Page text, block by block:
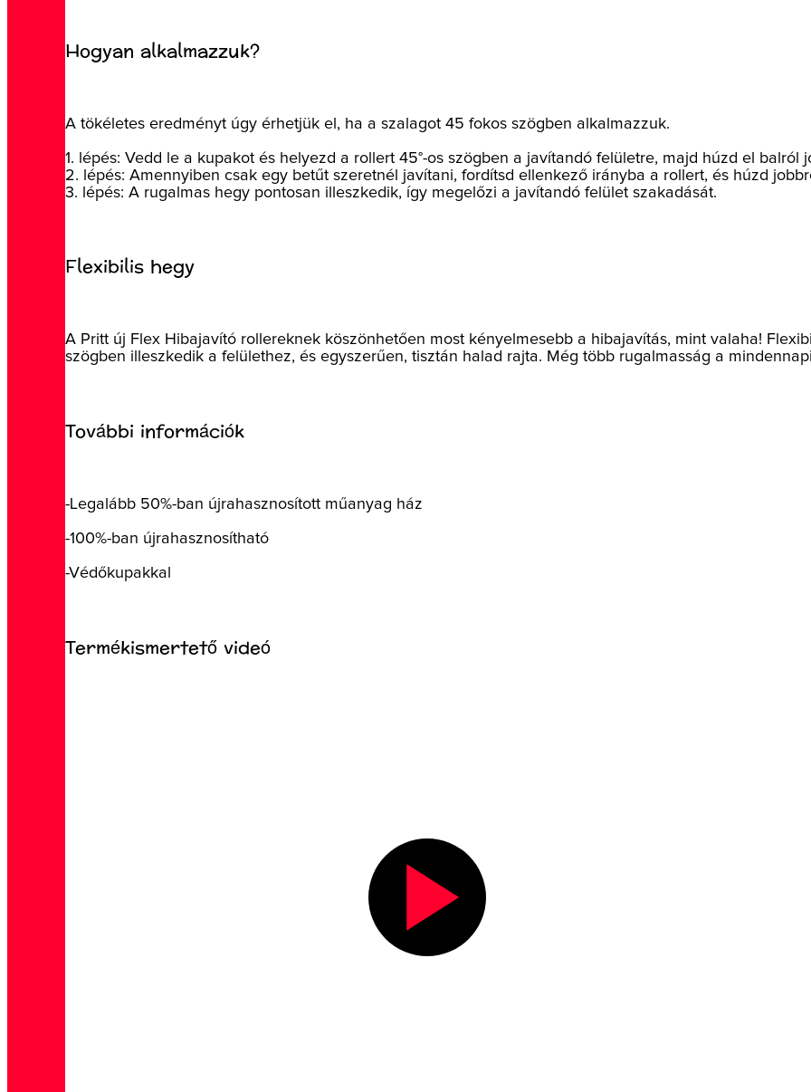
Hogyan alkalmazzuk?
A tökéletes eredményt úgy érhetjük el, ha a szalagot 45 fokos szögben alkalmazzuk.
1. lépés: Vedd le a kupakot és helyezd a rollert 45°-os szögben a javítandó felületre, majd húzd el balról
2. lépés: Amennyiben csak egy betűt szeretnél javítani, fordítsd ellenkező irányba a rollert, és húzd
3. lépés: A rugalmas hegy pontosan illeszkedik, így megelőzi a javítandó felület szakadását.
Flexibilis hegy
A Pritt új Flex Hibajavító rollereknek köszönhetően most kényelmesebb a hibajavítás, mint valaha!
szögben illeszkedik a felülethez, és egyszerűen, tisztán halad rajta. Még több rugalmasság a
További információk
-Legalább 50%-ban újrahasznosított műanyag ház
-100%-ban újrahasznosítható
-Védőkupakkal
Termékismertető videó